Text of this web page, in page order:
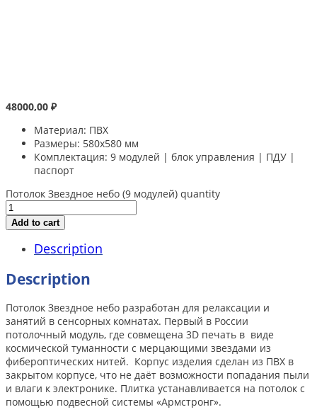
48000,00 ₽
Материал: ПВХ
Размеры: 580х580 мм
Комплектация: 9 модулей | блок управления | ПДУ |
паспорт
Потолок Звездное небо (9 модулей) quantity
Add to cart
Description
Description
Потолок Звездное небо разработан для релаксации и
занятий в сенсорных комнатах. Первый в России
потолочный модуль, где совмещена 3D печать в виде
космической туманности с мерцающими звездами из
фибероптических нитей. Корпус изделия сделан из ПВХ в
закрытом корпусе, что не даёт возможности попадания пыли
и влаги к электронике. Плитка устанавливается на потолок с
помощью подвесной системы «Армстронг».